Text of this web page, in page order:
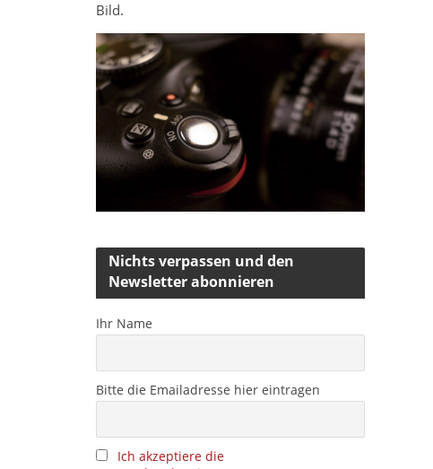
Bild.
Nichts verpassen und den
Newsletter abonnieren
Ihr Name
Bitte die Emailadresse hier eintragen
Ich akzeptiere die